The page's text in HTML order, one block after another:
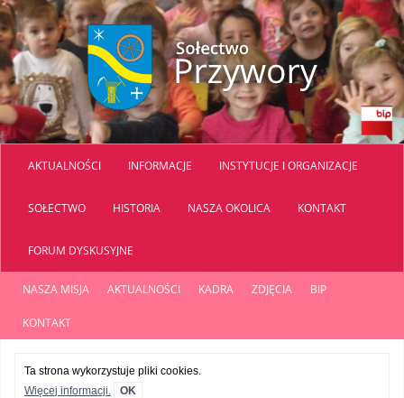
AKTUALNOŚCI INFORMACJE INSTYTUCJE I ORGANIZACJE
SOŁECTWO HISTORIA NASZA OKOLICA KONTAKT
FORUM DYSKUSYJNE
NASZA MISJA AKTUALNOŚCI KADRA ZDJĘCIA BIP
KONTAKT
Ta strona wykorzystuje pliki cookies.
Więcej informacji.
OK